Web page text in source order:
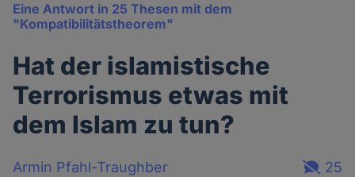
Eine Antwort in 25 Thesen mit dem
"Kompatibilitätstheorem"
Hat der islamistische
Terrorismus etwas mit
dem Islam zu tun?
Armin Pfahl-Traughber
25